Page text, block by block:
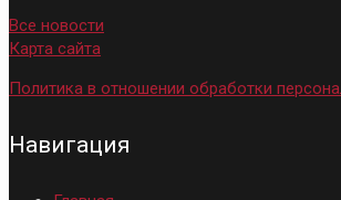
Все новости
Карта сайта
Политика в отношении обработки
Навигация